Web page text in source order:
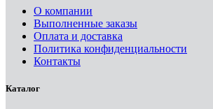
О компании
Выполненные заказы
Оплата и доставка
Политика конфиденциальности
Контакты
Каталог